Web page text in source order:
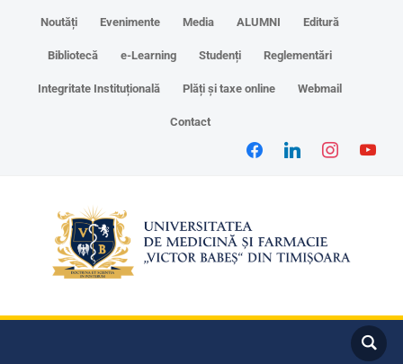
Noutăți Evenimente Media ALUMNI Editură
Bibliotecă e-Learning Studenți Reglementări
Integritate Instituțională Plăți și taxe online Webmail
Contact